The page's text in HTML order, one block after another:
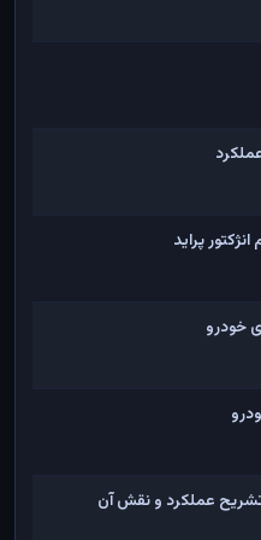
پراید
خودرو
عملکرد و نقش آن